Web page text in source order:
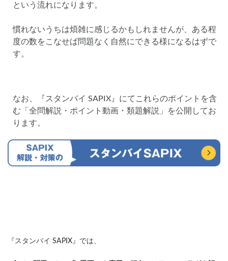
という流れになります。
慣れないうちは煩雑に感じるかもしれませんが、ある程
度の数をこなせば問題なく自然にできる様になるはずで
す。
なお、『スタンバイ SAPIX』にてこれらのポイントを含
む「全問解説・ポイント動画・類題解説」を公開してお
ります。
『スタンバイ SAPIX』では、